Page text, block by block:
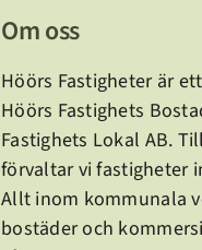
Om oss
Höörs Fastigheter är
Höörs Fastighets
Fastighets Lokal AB.
förvaltar vi fastigheter
Allt inom kommunala
bostäder och